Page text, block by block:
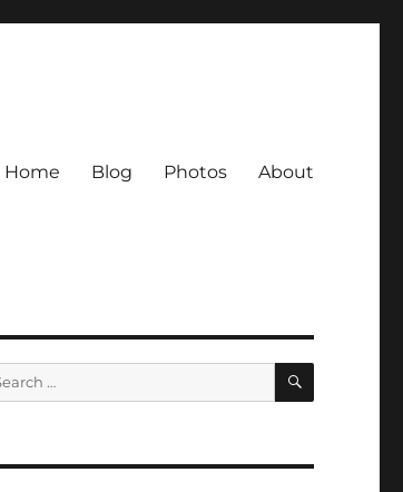
Home Blog Photos About
SEARCH